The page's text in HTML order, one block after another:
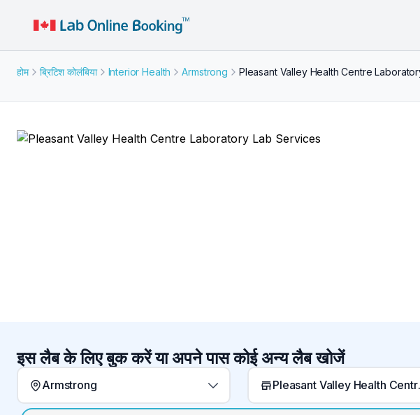
होम ब्रिटिश कोलंबिया Interior Health Armstrong Pleasant Valley Health Centre
इस लैब के लिए बुक करें या अपने पास कोई अन्य लैब खोजें
Armstrong